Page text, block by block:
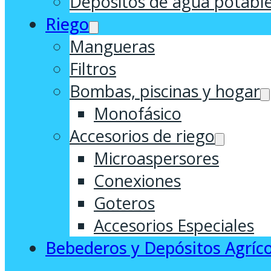
Riego
Mangueras
Filtros
Bombas, piscinas y hogar
Monofásico
Accesorios de riego
Microaspersores
Conexiones
Goteros
Accesorios Especiales
Bebederos y Depósitos